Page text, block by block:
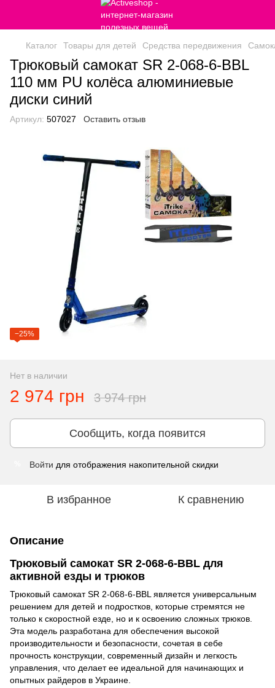
Каталог Товары для детей Средства передвижения
Трюковый самокат SR 2-068-6-BBL
110 мм PU колёса алюминиевые
диски синий
Артикул: 507027 Оставить отзыв
−25%
Нет в наличии
2 974 грн 3 974 грн
Сообщить, когда появится
Войти для отображения накопительной скидки
В избранное К сравнению
Описание
Трюковый самокат SR 2-068-6-BBL для
активной езды и трюков
Трюковый самокат SR 2-068-6-BBL является универсальным
решением для детей и подростков, которые стремятся не
только к скоростной езде, но и к освоению сложных трюков.
Эта модель разработана для обеспечения высокой
производительности и безопасности, сочетая в себе
прочность конструкции, современный дизайн и легкость
управления, что делает ее идеальной для начинающих и
опытных райдеров в Украине.